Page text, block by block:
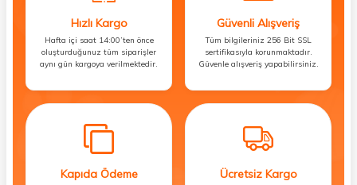
Hızlı Kargo
Hafta içi saat 14:00’ten önce
oluşturduğunuz tüm siparişler
aynı gün kargoya verilmektedir.
Güvenli Alışveriş
Tüm bilgileriniz 256 Bit SSL
sertifikasıyla korunmaktadır.
Güvenle alışveriş yapabilirsiniz.
Kapıda Ödeme Ücretsiz Kargo